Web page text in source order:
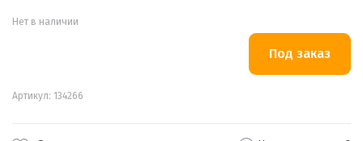
Нет в наличии
Артикул: 134266